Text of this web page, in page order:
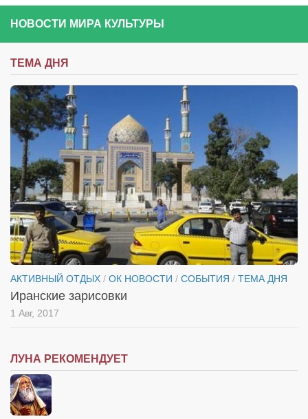
НОВОСТИ МИРА КУЛЬТУРЫ
ТЕМА ДНЯ
АКТИВНЫЙ ОТДЫХ / ОК НОВОСТИ / СОБЫТИЯ / ТЕМА ДНЯ
Иранские зарисовки
1 Авг, 2017
ЛУНА РЕКОМЕНДУЕТ